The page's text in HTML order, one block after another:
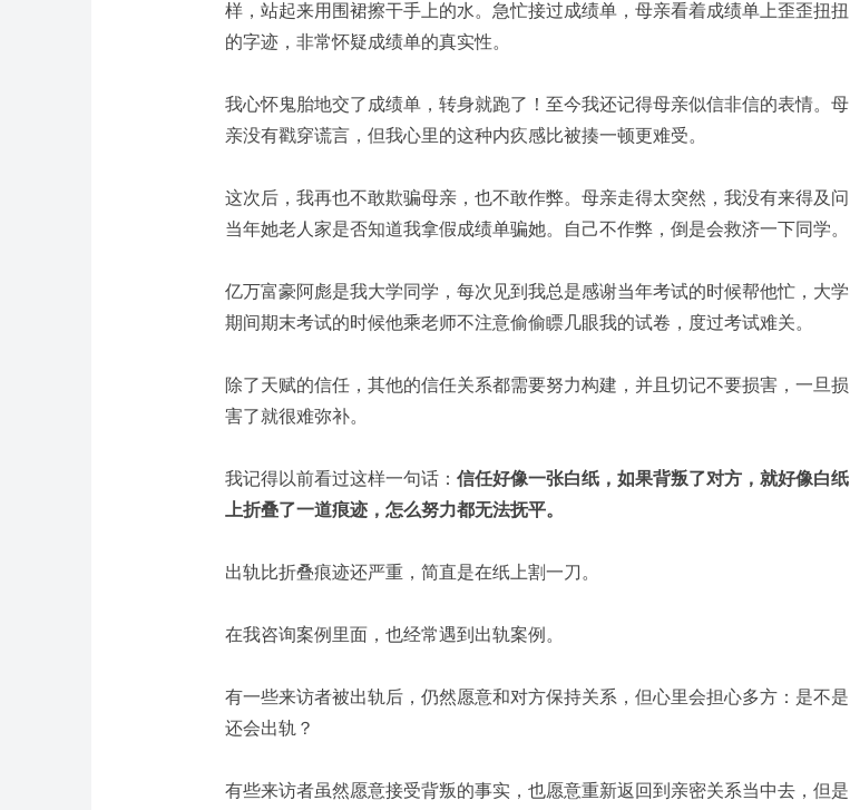
样，站起来用围裙擦干手上的水。急忙接过成绩单，母亲看着成绩单上歪歪扭扭
的字迹，非常怀疑成绩单的真实性。
我心怀鬼胎地交了成绩单，转身就跑了！至今我还记得母亲似信非信的表情。母
亲没有戳穿谎言，但我心里的这种内疚感比被揍一顿更难受。
这次后，我再也不敢欺骗母亲，也不敢作弊。母亲走得太突然，我没有来得及问
当年她老人家是否知道我拿假成绩单骗她。自己不作弊，倒是会救济一下同学。
亿万富豪阿彪是我大学同学，每次见到我总是感谢当年考试的时候帮他忙，大学
期间期末考试的时候他乘老师不注意偷偷瞟几眼我的试卷，度过考试难关。
除了天赋的信任，其他的信任关系都需要努力构建，并且切记不要损害，一旦损
害了就很难弥补。
我记得以前看过这样一句话： 信任好像一张白纸，如果背叛了对方，就好像白纸
上折叠了一道痕迹，怎么努力都无法抚平。
出轨比折叠痕迹还严重，简直是在纸上割一刀。
在我咨询案例里面，也经常遇到出轨案例。
有一些来访者被出轨后，仍然愿意和对方保持关系，但心里会担心多方：是不是
还会出轨？
有些来访者虽然愿意接受背叛的事实，也愿意重新返回到亲密关系当中去，但是